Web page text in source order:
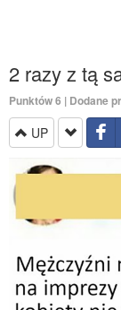
2 razy z tą
Punktów6 | Dodane
UP